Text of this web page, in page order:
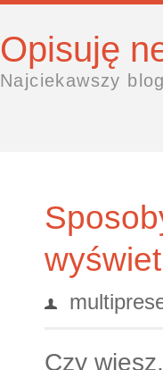
Opisuję
Najciekawszy
Czy